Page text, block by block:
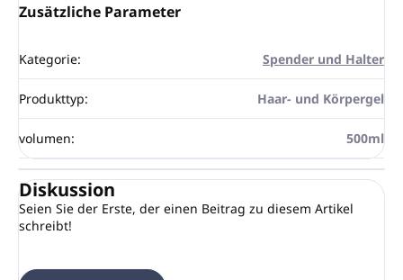
Zusätzliche Parameter
Kategorie: Spender und Halter
Produkttyp: Haar- und Körpergel
volumen: 500ml
Diskussion
Seien Sie der Erste, der einen Beitrag zu diesem Artikel
schreibt!